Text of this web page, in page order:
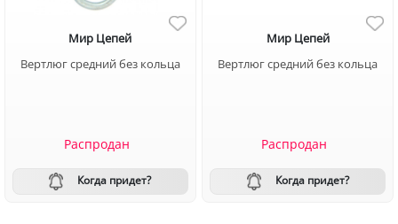
Мир Цепей
Вертлюг средний без кольца
Распродан
Когда придет?
Мир Цепей
Вертлюг средний без кольца
Распродан
Когда придет?